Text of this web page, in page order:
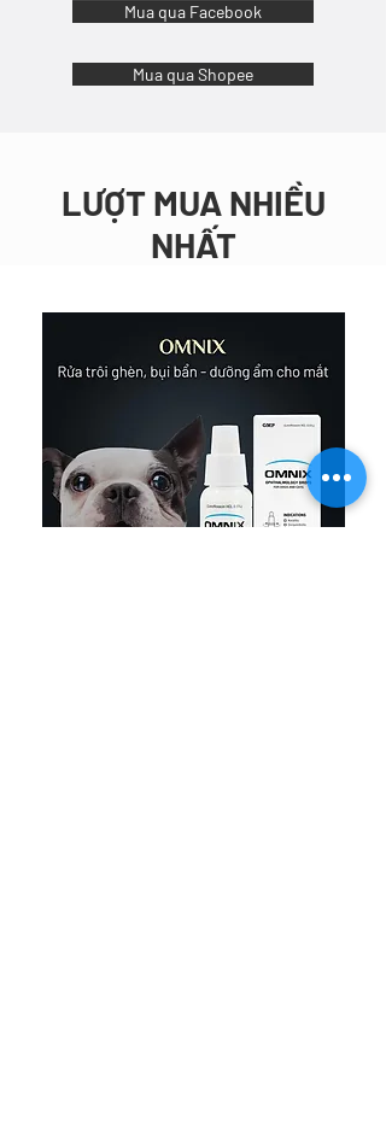
Mua qua Facebook
Mua qua Shopee
LƯỢT MUA NHIỀU
NHẤT